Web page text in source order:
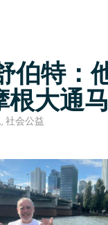
伯特：
根大通
, 社会公益